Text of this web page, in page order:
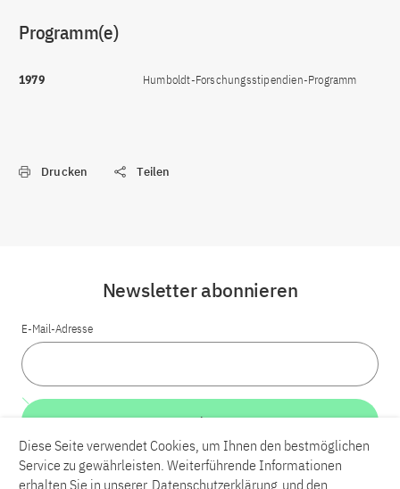
Programm(e)
1979 Humboldt-Forschungsstipendien-Programm
Drucken Teilen
Newsletter abonnieren
E-Mail-Adresse
Weiter
Diese Seite verwendet Cookies, um Ihnen den bestmöglichen
Service zu gewährleisten. Weiterführende Informationen
erhalten Sie in unserer Datenschutzerklärung und den